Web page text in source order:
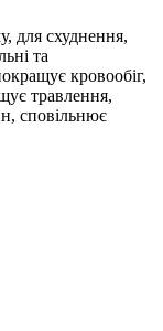
для схуднення,
та
кровообіг,
травлення,
сповільнює